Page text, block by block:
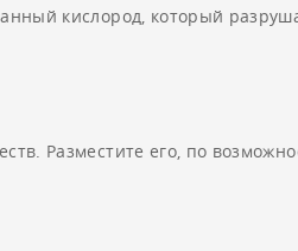
кислород, который
Разместите его, по